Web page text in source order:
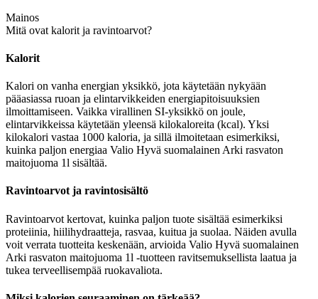
Mainos
Mitä ovat kalorit ja ravintoarvot?
Kalorit
Kalori on vanha energian yksikkö, jota käytetään nykyään
pääasiassa ruoan ja elintarvikkeiden energiapitoisuuksien
ilmoittamiseen. Vaikka virallinen SI-yksikkö on joule,
elintarvikkeissa käytetään yleensä kilokaloreita (kcal). Yksi
kilokalori vastaa 1000 kaloria, ja sillä ilmoitetaan esimerkiksi,
kuinka paljon energiaa Valio Hyvä suomalainen Arki rasvaton
maitojuoma 1l sisältää.
Ravintoarvot ja ravintosisältö
Ravintoarvot kertovat, kuinka paljon tuote sisältää esimerkiksi
proteiinia, hiilihydraatteja, rasvaa, kuitua ja suolaa. Näiden avulla
voit verrata tuotteita keskenään, arvioida Valio Hyvä suomalainen
Arki rasvaton maitojuoma 1l -tuotteen ravitsemuksellista laatua ja
tukea terveellisempää ruokavaliota.